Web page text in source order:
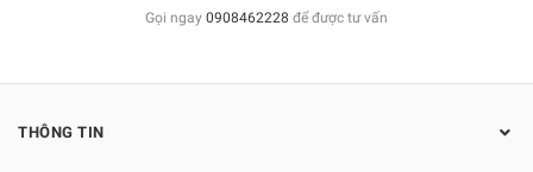
Gọi ngay 0908462228 để được tư vấn
THÔNG TIN